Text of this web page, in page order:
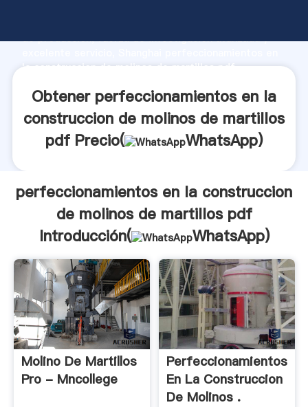
de producción, fuerza de investigación avanzada y
la construccion de molinos de martillos pdf
clientes.
Obtener perfeccionamientos en la
construccion de molinos de martillos
pdf Precio(
WhatsApp)
perfeccionamientos en la construccion
de molinos de martillos pdf
Introducción(
WhatsApp)
Molino De Martillos
Pro - Mncollege
Perfeccionamientos
En La Construccion
De Molinos .